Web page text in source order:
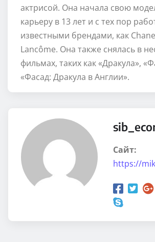
актрисой. Она начала свою
карьеру в 13 лет и с тех пор
известными брендами, как
Lancôme. Она также снялась в
фильмах, таких как «Дракула»,
«Фасад: Дракула в Англии».
Сайт:
https://